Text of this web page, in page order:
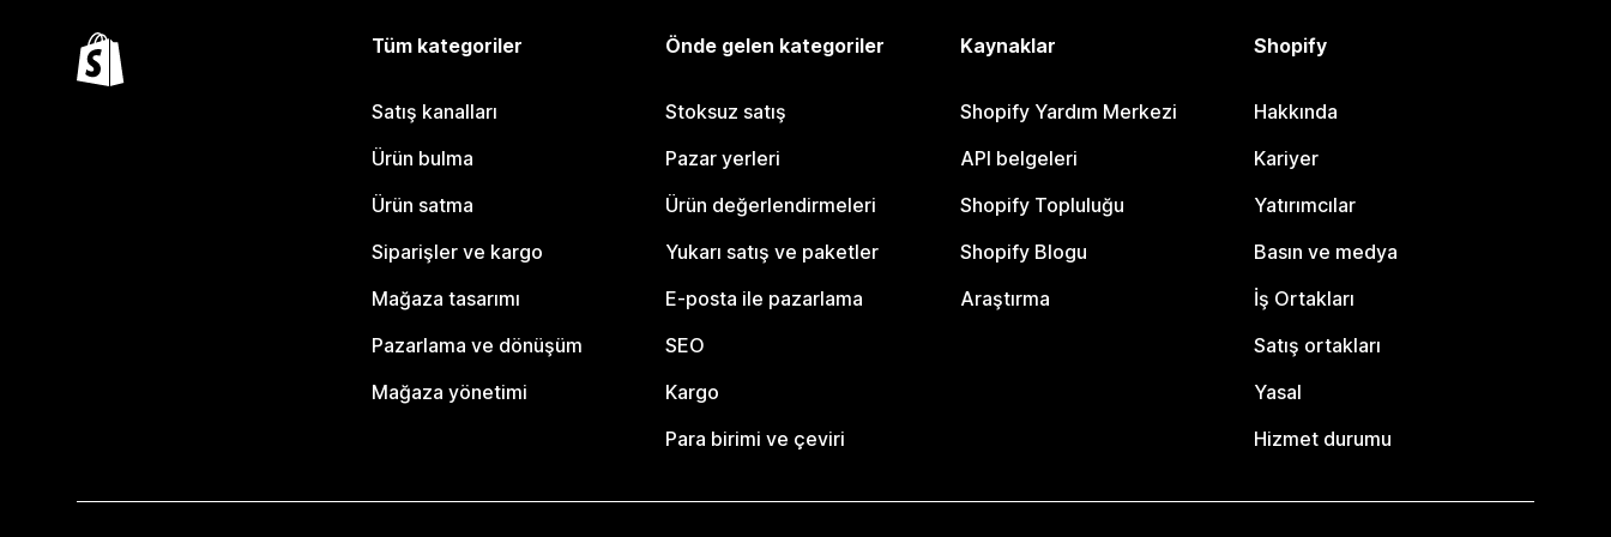
Tüm kategoriler
Satış kanalları
Ürün bulma
Ürün satma
Siparişler ve kargo
Mağaza tasarımı
Pazarlama ve dönüşüm
Mağaza yönetimi
Önde gelen kategoriler
Stoksuz satış
Pazar yerleri
Ürün değerlendirmeleri
Yukarı satış ve paketler
E-posta ile pazarlama
SEO
Kargo
Para birimi ve çeviri
Kaynaklar
Shopify Yardım Merkezi
API belgeleri
Shopify Topluluğu
Shopify Blogu
Araştırma
Shopify
Hakkında
Kariyer
Yatırımcılar
Basın ve medya
İş Ortakları
Satış ortakları
Yasal
Hizmet durumu